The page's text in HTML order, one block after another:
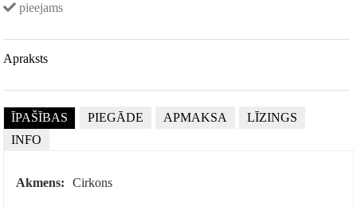
pieejams
Apraksts
ĪPAŠĪBAS PIEGĀDE APMAKSA
LĪZINGS
INFO
Akmens: Cirkons